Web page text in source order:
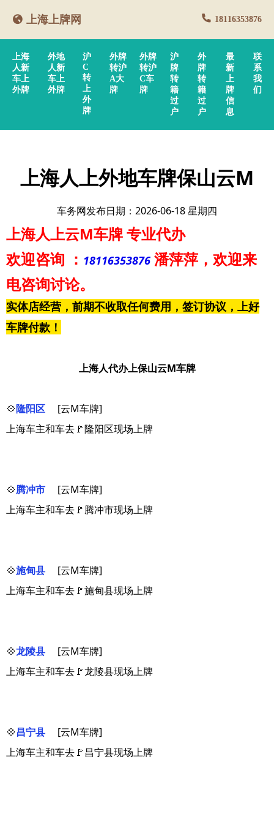
上海上牌网 18116353876
上海
人新
车上
外牌
外地
人新
车上
外牌
沪
C
转
上
外
牌
外牌
转沪
A大
牌
外牌
转沪
C车
牌
沪
牌
转
籍
过
户
外
牌
转
籍
过
户
最
新
上
牌
信
息
联
系
我
们
上海人上外地车牌保山云M
车务网发布日期：2026-06-18 星期四
上海人上云M车牌专业代办
欢迎咨询 ： 18116353876 潘萍萍 ，欢迎来
电咨询讨论。
实体店经营，前期不收取任何费用，签订协议，上好
车牌付款！
上海人代办上保山云M车牌
💠隆阳区
[云M车牌]
上海车主和车去🚩隆阳区现场上牌
💠腾冲市
[云M车牌]
上海车主和车去🚩腾冲市现场上牌
💠施甸县
[云M车牌]
上海车主和车去🚩施甸县现场上牌
💠龙陵县
[云M车牌]
上海车主和车去🚩龙陵县现场上牌
💠昌宁县
[云M车牌]
上海车主和车去🚩昌宁县现场上牌